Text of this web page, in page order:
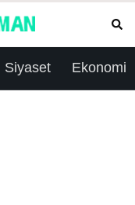
Siyaset Ekonomi